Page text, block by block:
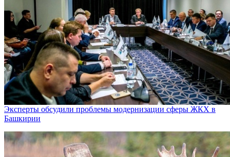
Эксперты обсудили проблемы модернизации сферы ЖКХ в
Башкирии